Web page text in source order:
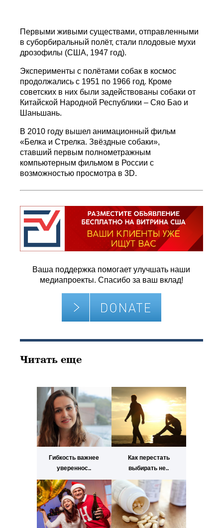
Первыми живыми существами, отправленными
в суборбиральный полёт, стали плодовые мухи
дрозофилы (США, 1947 год).
Эксперименты с полётами собак в космос
продолжались с 1951 по 1966 год. Кроме
советских в них были задействованы собаки от
Китайской Народной Республики – Сяо Бао и
Шаньшань.
В 2010 году вышел анимационный фильм
«Белка и Стрелка. Звёздные собаки»,
ставший первым полнометражным
компьютерным фильмом в России с
возможностью просмотра в 3D.
Ваша поддержка помогает улучшать наши
медиапроекты. Спасибо за ваш вклад!
Читать еще
Гибкость важнее
увереннос..
Как перестать
выбирать не..